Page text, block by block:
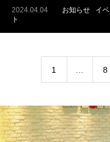
2024.04.04 お知らせ
イ
ト
1 8